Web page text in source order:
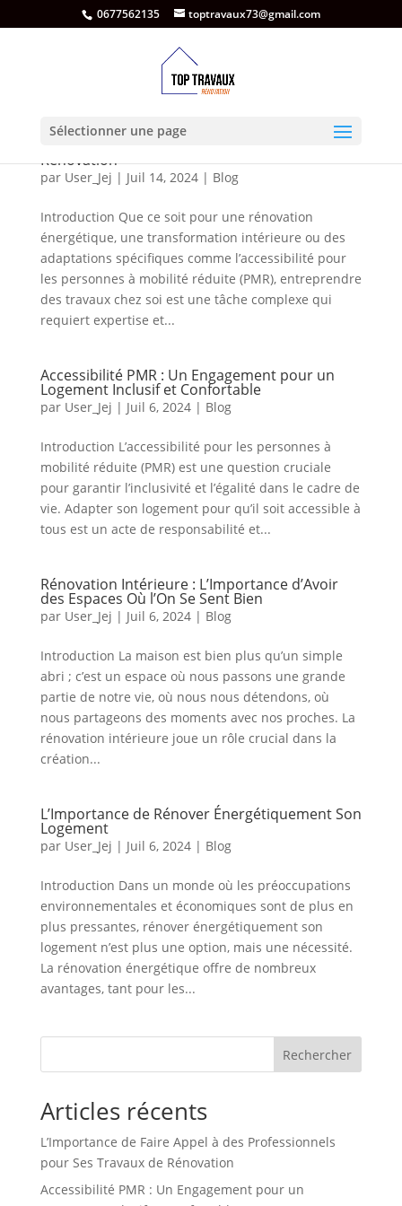
0677562135 toptravaux73@gmail.com
Sélectionner une page
L’Importance de Faire Appel à des
Rénovation
par User_Jej | Juil 14, 2024| Blog
Introduction Que ce soit pour une rénovation
énergétique, une transformation intérieure ou des
adaptations spécifiques comme l’accessibilité pour
les personnes à mobilité réduite (PMR), entreprendre
des travaux chez soi est une tâche complexe qui
requiert expertise et...
Accessibilité PMR : Un Engagement pour un
Logement Inclusif et Confortable
par User_Jej | Juil 6, 2024| Blog
Introduction L’accessibilité pour les personnes à
mobilité réduite (PMR) est une question cruciale
pour garantir l’inclusivité et l’égalité dans le cadre de
vie. Adapter son logement pour qu’il soit accessible à
tous est un acte de responsabilité et...
Rénovation Intérieure : L’Importance d’Avoir
des Espaces Où l’On Se Sent Bien
par User_Jej | Juil 6, 2024| Blog
Introduction La maison est bien plus qu’un simple
abri ; c’est un espace où nous passons une grande
partie de notre vie, où nous nous détendons, où
nous partageons des moments avec nos proches. La
rénovation intérieure joue un rôle crucial dans la
création...
L’Importance de Rénover Énergétiquement Son
Logement
par User_Jej | Juil 6, 2024| Blog
Introduction Dans un monde où les préoccupations
environnementales et économiques sont de plus en
plus pressantes, rénover énergétiquement son
logement n’est plus une option, mais une nécessité.
La rénovation énergétique offre de nombreux
avantages, tant pour les...
Rechercher
Articles récents
L’Importance de Faire Appel à des Professionnels
pour Ses Travaux de Rénovation
Accessibilité PMR : Un Engagement pour un